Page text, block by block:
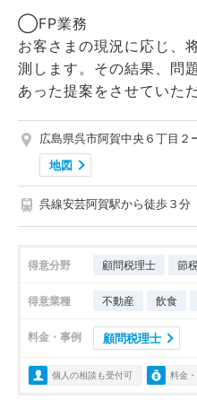
◯FP業務
お客さまの現況に応じ、
測します。その結果、問
あった提案をさせていた
広島県呉市阿賀中央６丁目２
地図
呉線安芸阿賀駅から徒歩３分
得意分野 顧問税理士 節
得意業種 不動産 飲食
料金・事例 顧問税理士
個人の相談も受付可 料金